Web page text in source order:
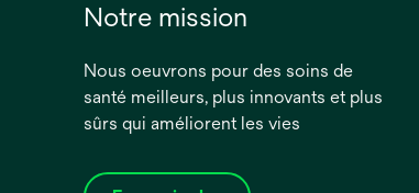
Notre mission
Nous oeuvrons pour des soins de
santé meilleurs, plus innovants et plus
sûrs qui améliorent les vies